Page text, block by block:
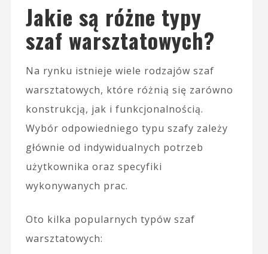
Jakie są różne typy
szaf warsztatowych?
Na rynku istnieje wiele rodzajów szaf
warsztatowych, które różnią się zarówno
konstrukcją, jak i funkcjonalnością.
Wybór odpowiedniego typu szafy zależy
głównie od indywidualnych potrzeb
użytkownika oraz specyfiki
wykonywanych prac.
Oto kilka popularnych typów szaf
warsztatowych: